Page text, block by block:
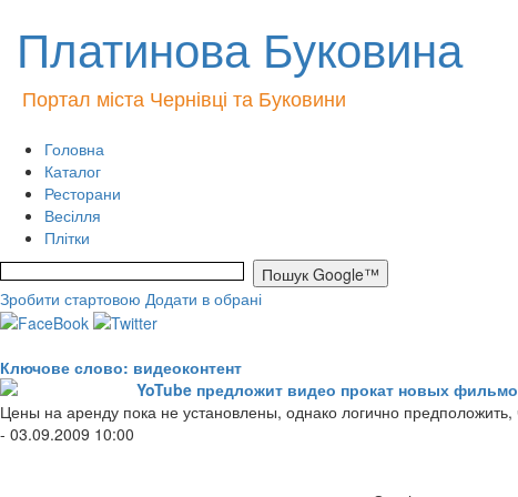
Платинова Буковина
Портал міста Чернівці та Буковини
Головна
Каталог
Ресторани
Весілля
Плітки
Зробити стартовою Додати в обрані
Ключове слово: видеоконтент
YoTube предложит видео прокат новых
Цены на аренду пока не установлены, однако логично
- 03.09.2009 10:00